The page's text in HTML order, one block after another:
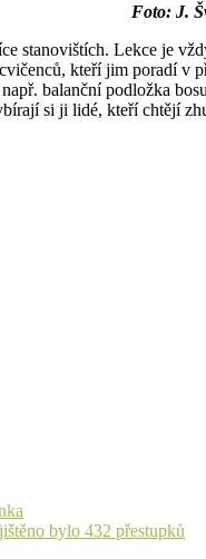
Foto: J.
stanovištích. Lekce je
kteří jim poradí
balanční podložka
si ji lidé, kteří chtějí
bylo 432 přestupků